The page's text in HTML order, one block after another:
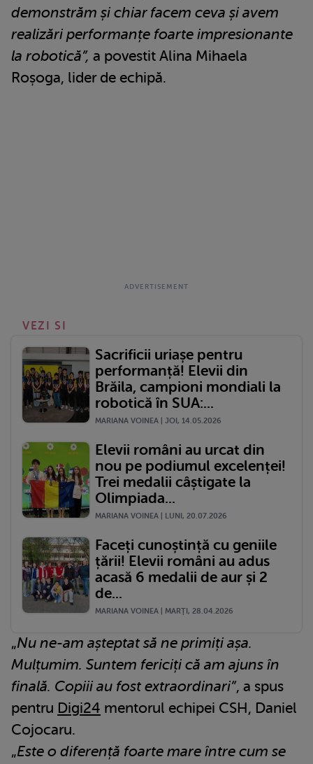
demonstrăm și chiar facem ceva și avem
realizări performanțe foarte impresionante
la robotică”, a povestit Alina Mihaela
Roșoga, lider de echipă.
VEZI SI
Sacrificii uriașe pentru
performanță! Elevii din
Brăila, campioni mondiali la
robotică în SUA:...
MARIANA VOINEA | JOI, 14.05.2026
Elevii români au urcat din
nou pe podiumul excelenței!
Trei medalii câștigate la
Olimpiada...
MARIANA VOINEA | LUNI, 20.07.2026
Faceți cunoștință cu geniile
țării! Elevii români au adus
acasă 6 medalii de aur și 2
de...
MARIANA VOINEA | MARŢI, 28.04.2026
„Nu ne-am așteptat să ne primiți așa.
Mulțumim. Suntem fericiți că am ajuns în
finală. Copiii au fost extraordinari”, a spus
pentru Digi24 mentorul echipei CSH, Daniel
Cojocaru.
„Este o diferență foarte mare între cum se